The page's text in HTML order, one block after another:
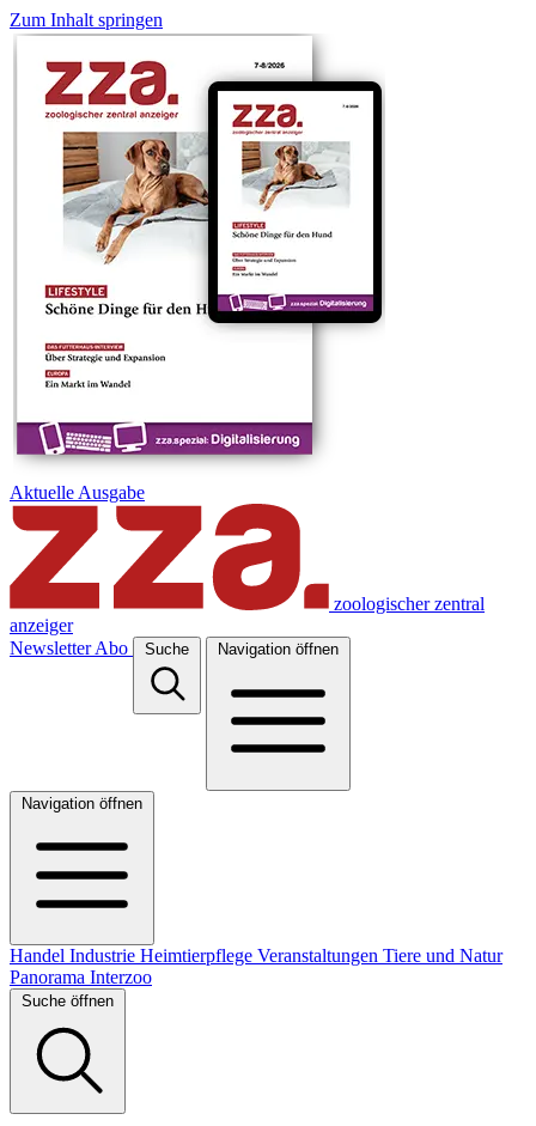
Zum Inhalt springen
Aktuelle Ausgabe
zoologischer zentral
anzeiger
Newsletter Abo Suche Navigation öffnen
Navigation öffnen
Handel Industrie Heimtierpflege Veranstaltungen Tiere und Natur
Panorama Interzoo
Suche öffnen